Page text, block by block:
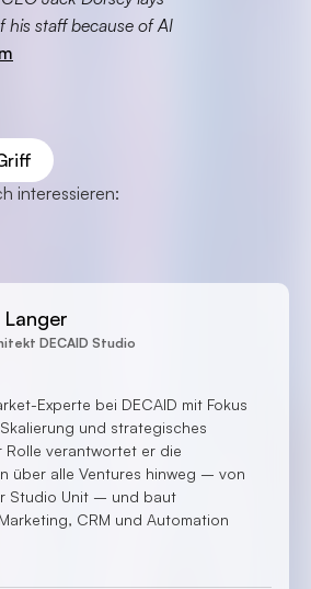
his staff because of AI
interessieren:
DECAID Studio
Experte bei DECAID mit Fokus
und strategisches
Rolle verantwortet er die
über alle Ventures hinweg – von
Studio Unit – und baut
CRM und Automation